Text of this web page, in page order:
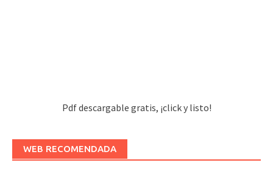
Pdf descargable gratis, ¡click y listo!
WEB RECOMENDADA